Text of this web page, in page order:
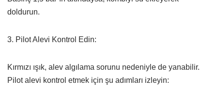
doldurun.
3. Pilot Alevi Kontrol Edin:
Kırmızı ışık, alev algılama sorunu nedeniyle de yanabilir.
Pilot alevi kontrol etmek için şu adımları izleyin: